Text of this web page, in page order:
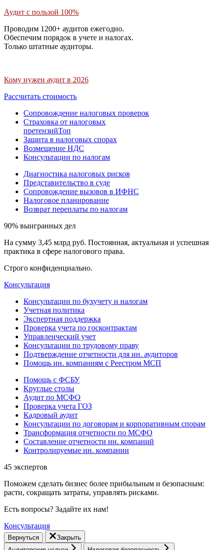
Аудит с пользой 100%
Проводим 1200+ аудитов ежегодно.
Обеспечим порядок в учете и налогах.
Только штатные аудиторы.
Кому нужен аудит в 2026
Рассчитать стоимость
Сопровождение налоговых проверок
Страховка от налоговых
претензийТоп
Защита в налоговых спорах
Возмещение НДС
Консультации по налогам
Диагностика налоговых рисков
Представительство в суде
Сопровождение вызовов в ИФНС
Налоговое планирование
Возврат переплаты по налогам
90% выигранных дел
На сумму 3,45 млрд руб. Постоянная, актуальная и успешная
практика в сфере налогового права.
Строго конфиденциально.
Консультация
Консультации по бухучету и налогам
Учетная политика
Экспертная поддержка
Проверка учета по госконтрактам
Управленческий учет
Консультации по трудовому праву
Подтверждение отчетности для ин. аудиторов
Помощь ин. компаниям с Реестром МСП
Помощь с ФСБУ
Круглые столы
Аудит по МСФО
Проверка учета ГОЗ
Кадровый аудит
Консультации по договорам и корпоративным спорам
Трансформация отчетности по МСФО
Составление отчетности ин. компаний
Контролируемые ин. компании
45 экспертов
Поможем сделать бизнес более прибыльным и безопасным:
расти, cокращать затраты, управлять рисками.
Есть вопросы? Задайте их нам!
Консультация
Вернуться
Закрыть